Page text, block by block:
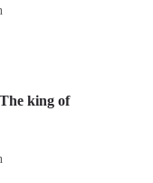
king of